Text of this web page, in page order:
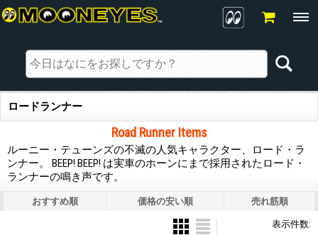
ロードランナー
Road Runner Items
ルーニー・テューンズの不滅の人気キャラクター、ロード・ラ
ンナー。 BEEP! BEEP! は実車のホーンにまで採用されたロード・
ランナーの鳴き声です。
おすすめ順 価格の安い順 売れ筋順
表示件数: